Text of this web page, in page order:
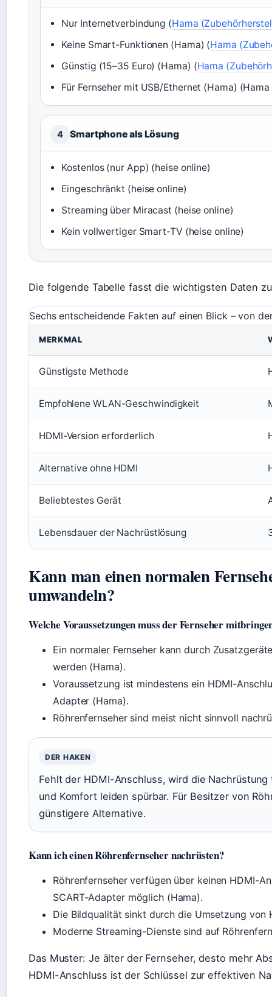
Nur Internetverbindung (Hama
Keine Smart-Funktionen (Hama) (Hama
Günstig (15–35 Euro) (Hama) (Hama
Für Fernseher mit USB/Ethernet (Hama)
4 Smartphone als Lösung
Kostenlos (nur App) (heise online)
Eingeschränkt (heise online)
Streaming über Miracast (heise online)
Kein vollwertiger Smart-TV (heise online)
Die folgende Tabelle fasst die wichtigsten Daten
Sechs entscheidende Fakten auf einen Blick – von
MERKMAL
Günstigste Methode
Empfohlene WLAN-Geschwindigkeit
HDMI-Version erforderlich
Alternative ohne HDMI
Beliebtestes Gerät
Lebensdauer der Nachrüstlösung
Kann man einen normalen
umwandeln?
Welche Voraussetzungen muss der Fernseher
Ein normaler Fernseher kann durch
werden (Hama).
Voraussetzung ist mindestens ein HDMI-
Adapter (Hama).
Röhrenfernseher sind meist nicht sinnvoll
DER HAKEN
Fehlt der HDMI-Anschluss, wird die
und Komfort leiden spürbar. Für Besitzer von
günstigere Alternative.
Kann ich einen Röhrenfernseher nachrüsten?
Röhrenfernseher verfügen über keinen HDMI-
SCART-Adapter möglich (Hama).
Die Bildqualität sinkt durch die Umsetzung von
Moderne Streaming-Dienste sind auf
Das Muster: Je älter der Fernseher, desto mehr
HDMI-Anschluss ist der Schlüssel zur effektiven